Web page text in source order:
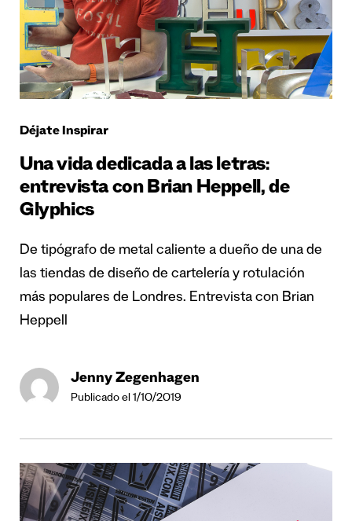
Déjate Inspirar
Una vida dedicada a las letras:
entrevista con Brian Heppell, de
Glyphics
De tipógrafo de metal caliente a dueño de una de
las tiendas de diseño de cartelería y rotulación
más populares de Londres. Entrevista con Brian
Heppell
Jenny Zegenhagen
Publicado el 1/10/2019